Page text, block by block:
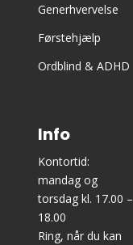
Generhvervelse
Førstehjælp
Ordblind & ADHD
Info
Kontortid:
mandag og
torsdag kl. 17.00 –
18.00
Ring, når du kan